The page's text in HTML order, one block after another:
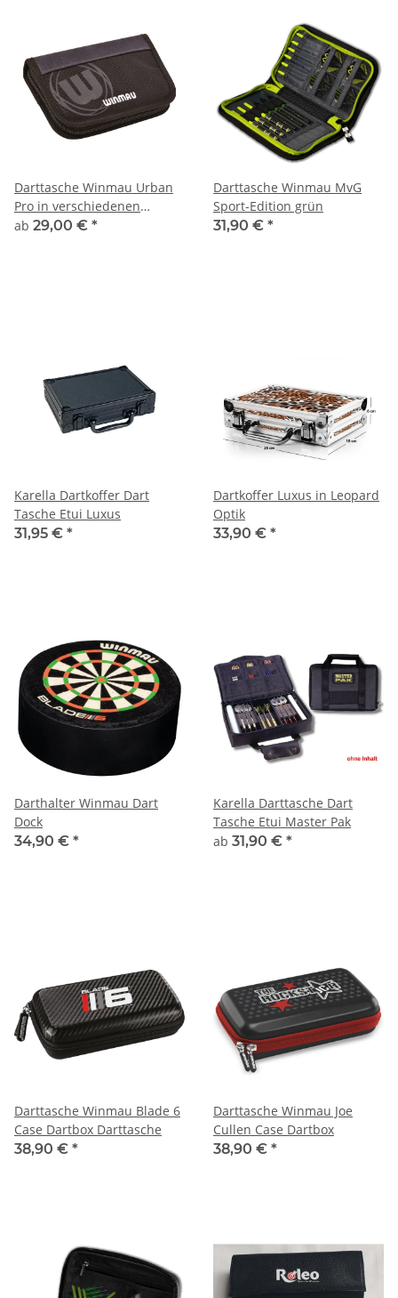
Darttasche Winmau Urban
Pro in verschiedenen
Farben
ab 29,00 € *
Darttasche Winmau MvG
Sport-Edition grün
31,90 € *
Karella Dartkoffer Dart
Tasche Etui Luxus
31,95 € *
Dartkoffer Luxus in Leopard
Optik
33,90 € *
Darthalter Winmau Dart
Dock
34,90 € *
Karella Darttasche Dart
Tasche Etui Master Pak
ab 31,90 € *
Darttasche Winmau Blade 6
Case Dartbox Darttasche
38,90 € *
Darttasche Winmau Joe
Cullen Case Dartbox
38,90 € *